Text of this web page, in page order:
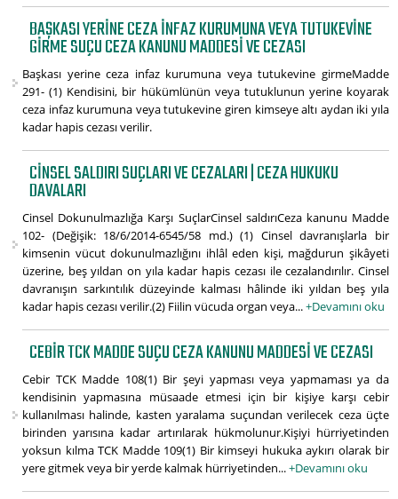
BAŞKASI YERINE CEZA INFAZ KURUMUNA VEYA TUTUKEVINE
GIRME SUÇU CEZA KANUNU MADDESI VE CEZASI
Başkası yerine ceza infaz kurumuna veya tutukevine girmeMadde
291- (1) Kendisini, bir hükümlünün veya tutuklunun yerine koyarak
ceza infaz kurumuna veya tutukevine giren kimseye altı aydan iki yıla
kadar hapis cezası verilir.
CINSEL SALDIRI SUÇLARI VE CEZALARI | CEZA HUKUKU
DAVALARI
Cinsel Dokunulmazlığa Karşı SuçlarCinsel saldırıCeza kanunu Madde
102- (Değişik: 18/6/2014-6545/58 md.) (1) Cinsel davranışlarla bir
kimsenin vücut dokunulmazlığını ihlâl eden kişi, mağdurun şikâyeti
üzerine, beş yıldan on yıla kadar hapis cezası ile cezalandırılır. Cinsel
davranışın sarkıntılık düzeyinde kalması hâlinde iki yıldan beş yıla
kadar hapis cezası verilir.(2) Fiilin vücuda organ veya...+Devamını oku
CEBIR TCK MADDE SUÇU CEZA KANUNU MADDESI VE CEZASI
Cebir TCK Madde 108(1) Bir şeyi yapması veya yapmaması ya da
kendisinin yapmasına müsaade etmesi için bir kişiye karşı cebir
kullanılması halinde, kasten yaralama suçundan verilecek ceza üçte
birinden yarısına kadar artırılarak hükmolunur.Kişiyi hürriyetinden
yoksun kılma TCK Madde 109(1) Bir kimseyi hukuka aykırı olarak bir
yere gitmek veya bir yerde kalmak hürriyetinden...+Devamını oku